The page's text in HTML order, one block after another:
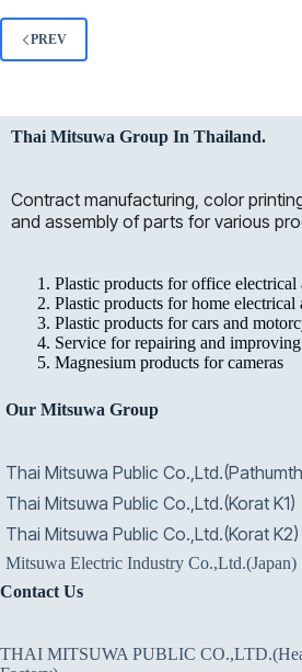
PREV
Thai Mitsuwa Group In Thailand.
Contract manufacturing, color
and assembly of parts for various
Plastic products for office electrical
Plastic products for home electrical
Plastic products for cars and
Service for repairing and
Magnesium products for cameras
Our Mitsuwa Group
Thai Mitsuwa Public
Thai Mitsuwa Public Co.,Ltd.(Korat K1)
Thai Mitsuwa Public Co.,Ltd.(Korat K2)
Mitsuwa Electric Industry Co.,Ltd.(Japan)
Contact Us
THAI MITSUWA PUBLIC